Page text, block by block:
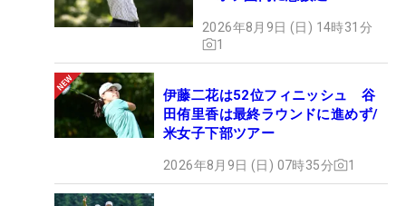
2026年8月9日 (日) 14時31分
1
伊藤二花は52位フィニッシュ 谷
田侑里香は最終ラウンドに進めず/
米女子下部ツアー
2026年8月9日 (日) 07時35分 1